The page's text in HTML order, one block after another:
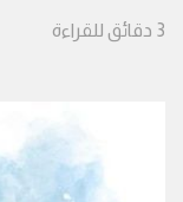
3 دقائق للقراءة